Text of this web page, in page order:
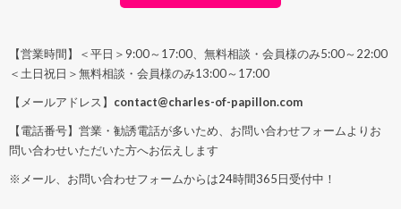
【営業時間】＜平日＞9:00～17:00、無料相談・会員様のみ5:00～22:00
＜土日祝日＞無料相談・会員様のみ13:00～17:00
【メールアドレス】 contact@charles-of-papillon.com
【電話番号】営業・勧誘電話が多いため、お問い合わせフォームよりお
問い合わせいただいた方へお伝えします
※メール、お問い合わせフォームからは24時間365日受付中！